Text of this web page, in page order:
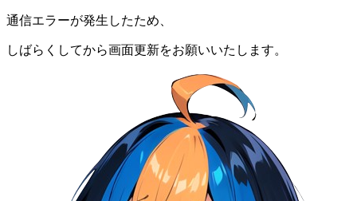
通信エラーが発生したため、
しばらくしてから画面更新をお願いいたします。